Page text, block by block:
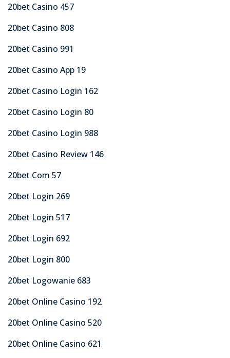
20bet Casino 457
20bet Casino 808
20bet Casino 991
20bet Casino App 19
20bet Casino Login 162
20bet Casino Login 80
20bet Casino Login 988
20bet Casino Review 146
20bet Com 57
20bet Login 269
20bet Login 517
20bet Login 692
20bet Login 800
20bet Logowanie 683
20bet Online Casino 192
20bet Online Casino 520
20bet Online Casino 621